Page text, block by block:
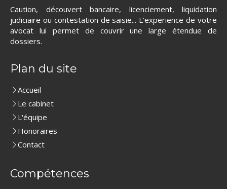
Caution, découvert bancaire, licenciement, liquidation
judiciaire ou contestation de saisie... L'experience de votre
avocat lui permet de couvrir une large étendue de
dossiers.
Plan du site
Accueil
Le cabinet
L'équipe
Honoraires
Contact
Compétences